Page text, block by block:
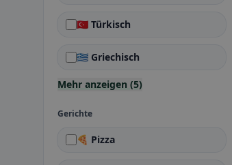
🇹🇷 Türkisch
🇬🇷 Griechisch
Mehr anzeigen (5)
Gerichte
🍕 Pizza